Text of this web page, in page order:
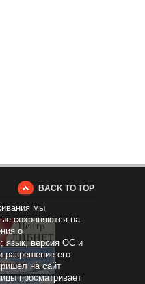
BACK TO TOP
мы
сохраняются на
о
язык, версия ОС и
разрешение его
на сайт
просматривает